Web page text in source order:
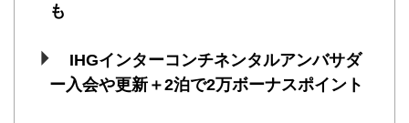
も
IHGインターコンチネンタルアンバサダ
ー入会や更新＋2泊で2万ボーナスポイント